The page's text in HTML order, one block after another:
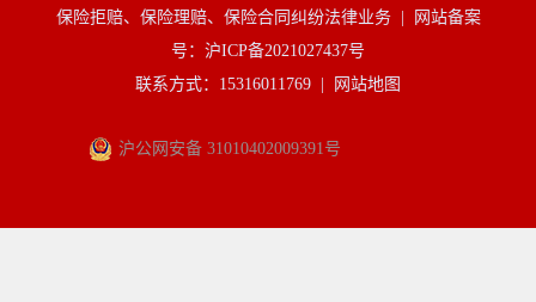
保险拒赔、保险理赔、保险合同纠纷法律业务 |
网站备案
号：沪ICP备2021027437号
联系方式：15316011769 |
网站地图
沪公网安备 31010402009391号